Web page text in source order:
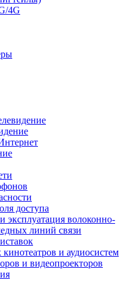
4G
доступа
эксплуатация волоконно-
линий связи
и аудиосистем
и видеопроекторов